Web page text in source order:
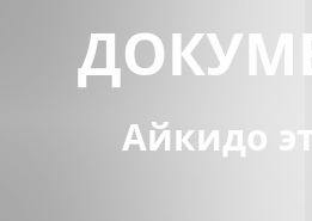
Айкидо